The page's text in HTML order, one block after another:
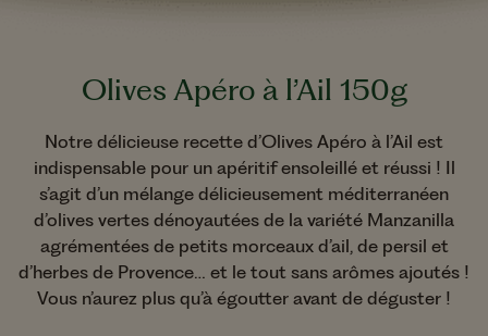
Olives Apéro à l’Ail 150g
Notre délicieuse recette d’Olives Apéro à l’Ail est
indispensable pour un apéritif ensoleillé et réussi ! Il
s’agit d’un mélange délicieusement méditerranéen
d’olives vertes dénoyautées de la variété Manzanilla
agrémentées de petits morceaux d’ail, de persil et
d’herbes de Provence… et le tout sans arômes ajoutés !
Vous n’aurez plus qu’à égoutter avant de déguster !